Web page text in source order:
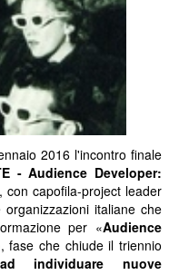
2016 l'incontro finale
- Audience Developer:
con capofila-project leader
italiane che
per «Audience
fase che chiude il triennio
individuare nuove